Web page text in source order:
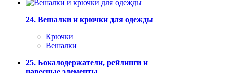
24. Вешалки и крючки для одежды
Крючки
Вешалки
25. Бокалодержатели, рейлинги и